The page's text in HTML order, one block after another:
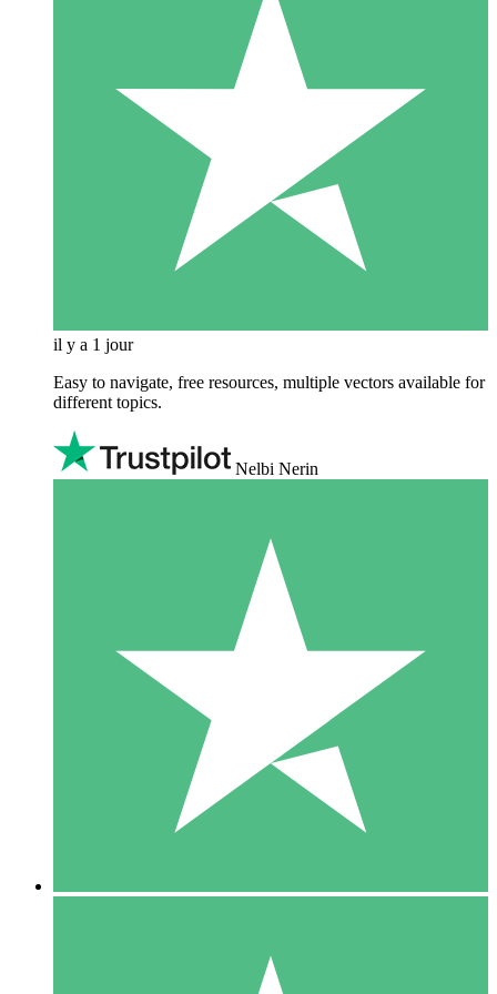
il y a 1 jour
Easy to navigate, free resources, multiple vectors available for
different topics.
Nelbi Nerin